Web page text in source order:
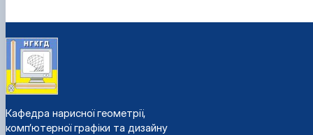
Кафедра нарисної геометрії,
комп’ютерної графіки та дизайну